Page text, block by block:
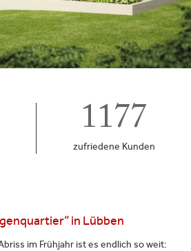
1177
zufriedene Kunden
Richtfest in Willmersdorf
In Willmersdorf konnten wir gemeinsam mit